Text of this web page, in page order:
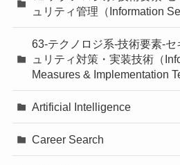
ュリティ管理（Information
63-テクノロジ系-技術要素-
ュリティ対策・実装技術（
Measures & Implementation
Artificial Intelligence
Career Search